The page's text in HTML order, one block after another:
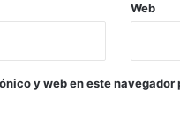
Web
y web en este navegador